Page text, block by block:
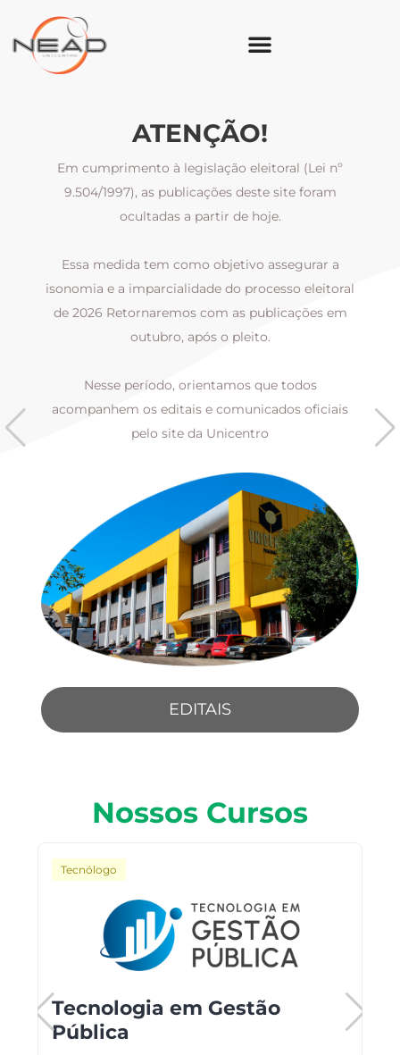
ATENÇÃO!
Em cumprimento à legislação eleitoral (Lei nº
9.504/1997), as publicações deste site foram
ocultadas a partir de hoje.
Essa medida tem como objetivo assegurar a
isonomia e a imparcialidade do processo eleitoral
de 2026 Retornaremos com as publicações em
outubro, após o pleito.
Nesse período, orientamos que todos
acompanhem os editais e comunicados oficiais
pelo site da Unicentro
EDITAIS
Nossos Cursos
Tecnólogo
Tecnologia em Gestão
Pública